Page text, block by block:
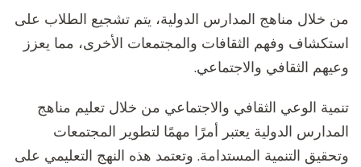
من خلال مناهج المدارس الدولية، يتم تشجيع الطلاب على
استكشاف وفهم الثقافات والمجتمعات الأخرى، مما يعزز
وعيهم الثقافي والاجتماعي.
تنمية الوعي الثقافي والاجتماعي من خلال تعليم مناهج
المدارس الدولية يعتبر أمرًا مهمًا لتطوير المجتمعات
وتحقيق التنمية المستدامة. وتعتمد هذه النهج التعليمي على